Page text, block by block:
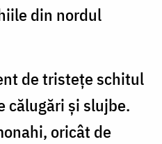
din nordul
de tristeţe schitul
călugări şi slujbe.
oricât de